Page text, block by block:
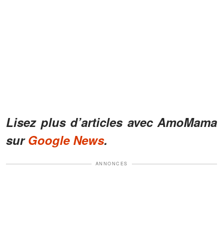
Lisez plus d’articles avec AmoMama
surGoogle News.
ANNONCES